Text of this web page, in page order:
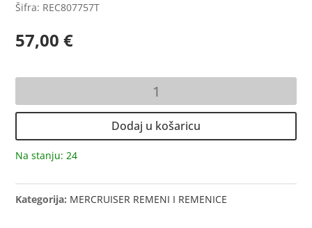
Šifra: REC807757T
57,00€
Dodaj u košaricu
Na stanju: 24
Kategorija: MERCRUISER REMENI I REMENICE